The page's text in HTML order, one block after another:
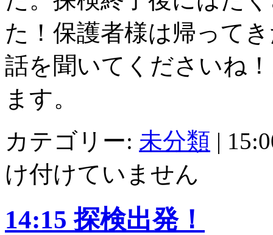
た！保護者様は帰って
話を聞いてくださいね
ます。
カテゴリー: 未分類 |
け付けていません
14:15 探検出発！